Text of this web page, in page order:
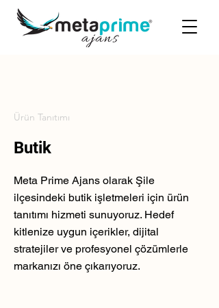
Ürün Tanıtımı
Butik
Meta Prime Ajans olarak Şile
ilçesindeki butik işletmeleri için ürün
tanıtımı hizmeti sunuyoruz. Hedef
kitlenize uygun içerikler, dijital
stratejiler ve profesyonel çözümlerle
markanızı öne çıkarıyoruz.